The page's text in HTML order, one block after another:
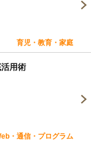
育児・教育・家庭
用術
・通信・プログラム